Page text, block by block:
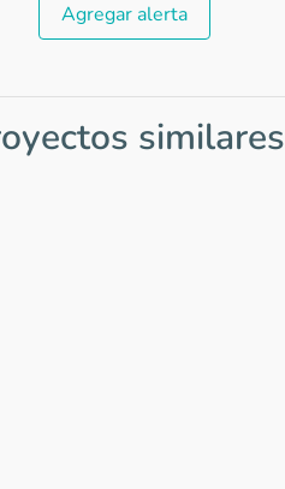
Agregar alerta
similares